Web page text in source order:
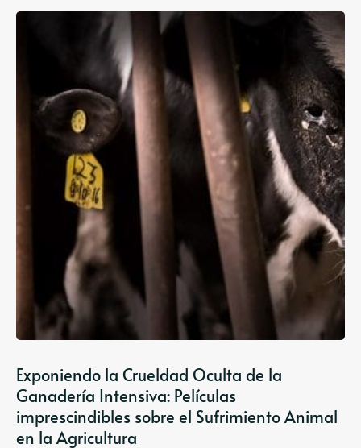
Exponiendo la Crueldad Oculta de la
Ganadería Intensiva: Películas
imprescindibles sobre el Sufrimiento Animal
en la Agricultura